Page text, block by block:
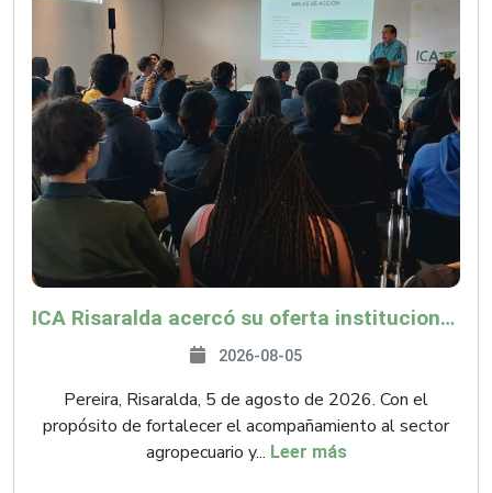
ICA Risaralda acercó su oferta institucional a productores y emprendedores en Expocamello
2026-08-05
Pereira, Risaralda, 5 de agosto de 2026. Con el
propósito de fortalecer el acompañamiento al sector
agropecuario y... Leer más